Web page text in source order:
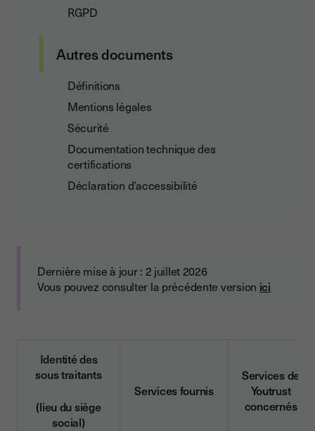
RGPD
Autres documents
Définitions
Mentions légales
Sécurité
Documentation technique des
certifications
Déclaration d’accessibilité
Dernière mise à jour : 2 juillet 2026
Vous pouvez consulter la précédente version ici
Identité des
sous traitants
(lieu du siège
social)
Services fournis
Services de
Youtrust
concernés